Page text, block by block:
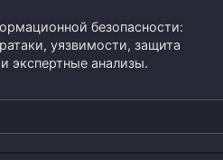
безопасности:
уязвимости, защита
экспертные анализы.